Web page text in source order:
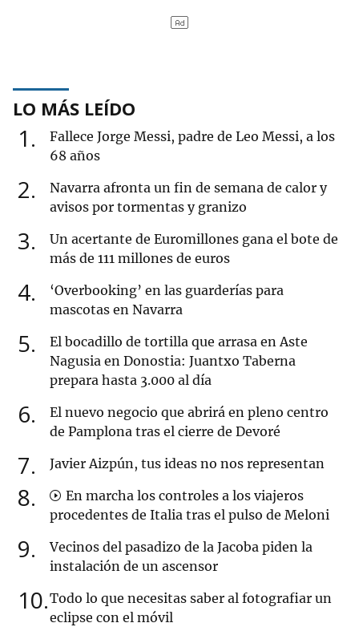
LO MÁS LEÍDO
1
Fallece Jorge Messi, padre de Leo Messi, a los
68 años
2
Navarra afronta un fin de semana de calor y
avisos por tormentas y granizo
3
Un acertante de Euromillones gana el bote de
más de 111 millones de euros
4
‘Overbooking’ en las guarderías para
mascotas en Navarra
5
El bocadillo de tortilla que arrasa en Aste
Nagusia en Donostia: Juantxo Taberna
prepara hasta 3.000 al día
6
El nuevo negocio que abrirá en pleno centro
de Pamplona tras el cierre de Devoré
7 Javier Aizpún, tus ideas no nos representan
8
En marcha los controles a los viajeros
procedentes de Italia tras el pulso de Meloni
9
Vecinos del pasadizo de la Jacoba piden la
instalación de un ascensor
10 Todo lo que necesitas saber al fotografiar un
eclipse con el móvil